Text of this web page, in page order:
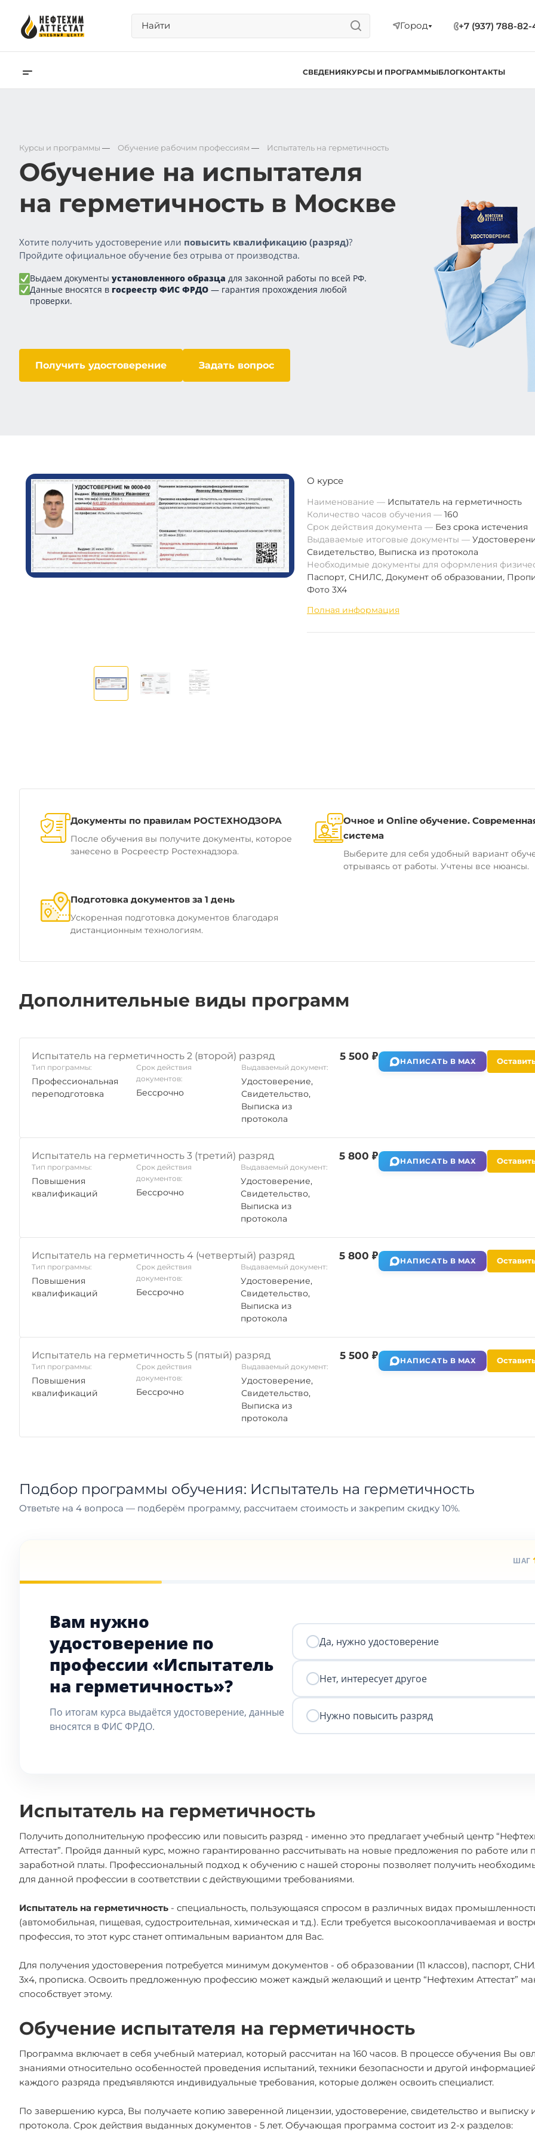
Город +7 (937) 788-82-
СВЕДЕНИЯКУРСЫ И ПРОГРАММЫБЛОГКОНТАКТЫ
Курсы и программы — Обучение рабочим профессиям — Испытатель на герметичность
Обучение на испытателя
на герметичность в Москве
Хотите получить удостоверение или повысить квалификацию (разряд)?
Пройдите официальное обучение без отрыва от производства.
Выдаем документы установленного образца для законной работы по всей РФ.
Данные вносятся в госреестр ФИС ФРДО — гарантия прохождения любой
проверки.
Получить удостоверение Задать вопрос
О курсе
Наименование
Испытатель на герметичность
Количество часов обучения
160
Срок действия документа
Без срока истечения
Выдаваемые итоговые документы
Свидетельство, Выписка из протокола
Необходимые документы для оформления
Паспорт, СНИЛС, Документ об образовании,
Фото 3Х4
Полная информация
Документы по правилам РОСТЕХНОДЗОРА
После обучения вы получите документы, которое
занесено в Росреестр Ростехнадзора.
Очное и Online обучение.
система
Выберите для себя удобный вариант
отрываясь от работы. Учтены все нюансы.
Подготовка документов за 1 день
Ускоренная подготовка документов благодаря
дистанционным технологиям.
Дополнительные виды программ
Испытатель на герметичность 2 (второй) разряд
Тип программы:
Профессиональная
переподготовка
Срок действия
документов:
Бессрочно
Выдаваемый документ:
Удостоверение,
Свидетельство,
Выписка из
протокола
5 500 ₽ НАПИСАТЬ В MAX
Испытатель на герметичность 3 (третий) разряд
Тип программы:
Повышения
квалификаций
Срок действия
документов:
Бессрочно
Выдаваемый документ:
Удостоверение,
Свидетельство,
Выписка из
протокола
5 800 ₽ НАПИСАТЬ В MAX
Испытатель на герметичность 4 (четвертый) разряд
Тип программы:
Повышения
квалификаций
Срок действия
документов:
Бессрочно
Выдаваемый документ:
Удостоверение,
Свидетельство,
Выписка из
протокола
5 800 ₽ НАПИСАТЬ В MAX
Испытатель на герметичность 5 (пятый) разряд
Тип программы:
Повышения
квалификаций
Срок действия
документов:
Бессрочно
Выдаваемый документ:
Удостоверение,
Свидетельство,
Выписка из
протокола
5 500 ₽ НАПИСАТЬ В MAX
Подбор программы обучения: Испытатель на герметичность
Ответьте на 4 вопроса — подберём программу, рассчитаем стоимость и закрепим скидку 10%.
ШАГ
Вам нужно
удостоверение по
профессии «Испытатель
на герметичность»?
По итогам курса выдаётся удостоверение, данные
вносятся в ФИС ФРДО.
Да, нужно удостоверение
Нет, интересует другое
Нужно повысить разряд
Испытатель на герметичность
Получить дополнительную профессию или повысить разряд - именно это предлагает учебный центр
Аттестат”. Пройдя данный курс, можно гарантированно рассчитывать на новые предложения по работе
заработной платы. Профессиональный подход к обучению с нашей стороны позволяет получить
для данной профессии в соответствии с действующими требованиями.
Испытатель на герметичность - специальность, пользующаяся спросом в различных видах
(автомобильная, пищевая, судостроительная, химическая и т.д.). Если требуется высокооплачиваемая и
профессия, то этот курс станет оптимальным вариантом для Вас.
Для получения удостоверения потребуется минимум документов - об образовании (11 классов), паспорт,
3х4, прописка. Освоить предложенную профессию может каждый желающий и центр “Нефтехим Аттестат”
способствует этому.
Обучение испытателя на герметичность
Программа включает в себя учебный материал, который рассчитан на 160 часов. В процессе обучения Вы
знаниями относительно особенностей проведения испытаний, техники безопасности и другой
каждого разряда предъявляются индивидуальные требования, которые должен освоить специалист.
По завершению курса, Вы получаете копию заверенной лицензии, удостоверение, свидетельство и выписку
протокола. Срок действия выданных документов - 5 лет. Обучающая программа состоит из 2-х разделов: